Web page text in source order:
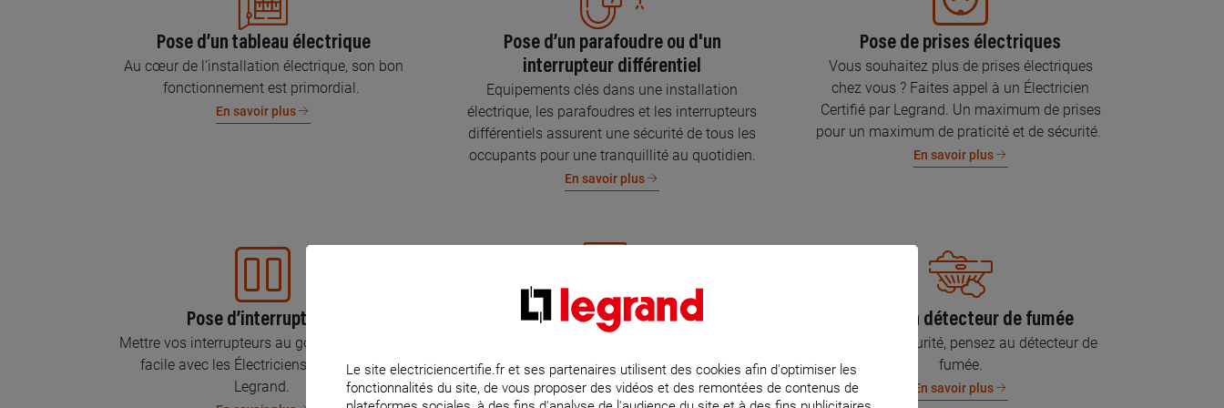
Pose d’un tableau électrique
Au cœur de l’installation électrique, son bon
fonctionnement est primordial.
En savoir plus
Pose d’un parafoudre ou d'un
interrupteur différentiel
Equipements clés dans une installation
électrique, les parafoudres et les interrupteurs
différentiels assurent une sécurité de tous les
occupants pour une tranquillité au quotidien.
En savoir plus
Pose de prises électriques
Vous souhaitez plus de prises électriques
chez vous ? Faites appel à un Électricien
Certifié par Legrand. Un maximum de prises
pour un maximum de praticité et de sécurité.
En savoir plus
Pose d’interrupteurs
Mettre vos interrupteurs au goût du jour, c’est
facile avec les Électriciens Certifiés par
Legrand.
Mise aux normes de l’installation
Parce que l’électricité implique la sécurité et la
protection de votre famille et de vos biens,
Pose d’un détecteur de fumée
Pour votre sécurité, pensez au détecteur de
fumée.
En savoir plus
Le site electriciencertifie.fr et ses partenaires utilisent des cookies afin d'optimiser les
fonctionnalités du site, de vous proposer des vidéos et des remontées de contenus de